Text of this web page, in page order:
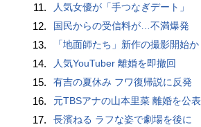
11. 人気女優が「手つなぎデート」
12. 国民からの受信料が…不満爆発
13. 「地面師たち」新作の撮影開始か
14. 人気YouTuber 離婚を即撤回
15. 有吉の夏休み フワ復帰説に反発
16. 元TBSアナの山本里菜 離婚を公表
17. 長濱ねる ラフな姿で劇場を後に